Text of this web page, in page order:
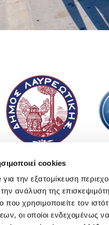
cookies
την εξατομίκευση
ανάλυση της
χρησιμοποιείτε τον
οι οποίοι ενδεχομένως
ΒΡΕΙΤΕ ΜΑΣ
Ακτή
Λαύριο -